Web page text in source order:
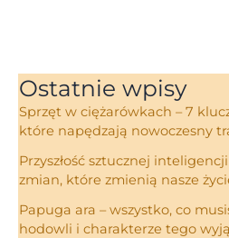
Ostatnie wpisy
Sprzęt w ciężarówkach – 7
które napędzają nowoczesny
Przyszłość sztucznej
zmian, które zmienią nasze
Papuga ara – wszystko, co
hodowli i charakterze tego